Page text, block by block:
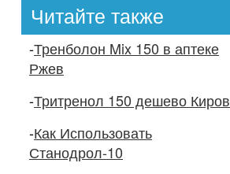
Читайте также
-Тренболон Mix 150 в аптеке
Ржев
-Тритренол 150 дешево Киров
-Как Использовать
Станодрол-10